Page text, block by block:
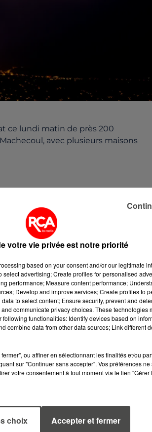
ce lundi matin de près 200
avec plusieurs maisons
Erdre. Vers 7 heures ce lundi
installés étaient en train de se
a trouvé refuge dans une salle
votre vie privée est notre priorité
based on your consent and/or our legitimate
advertising; Create profiles for personalised
performance; Measure content performance;
Develop and improve services; Create profiles to
to select content; Ensure security, prevent and
communicate privacy choices. These technologies
functionalities: Identify devices based on
combine data from other data sources; Link different
ou affiner en sélectionnant les finalités et/ou
sur "Continuer sans accepter". Vos préférences
votre consentement à tout moment via le lien
choix Accepter et fermer